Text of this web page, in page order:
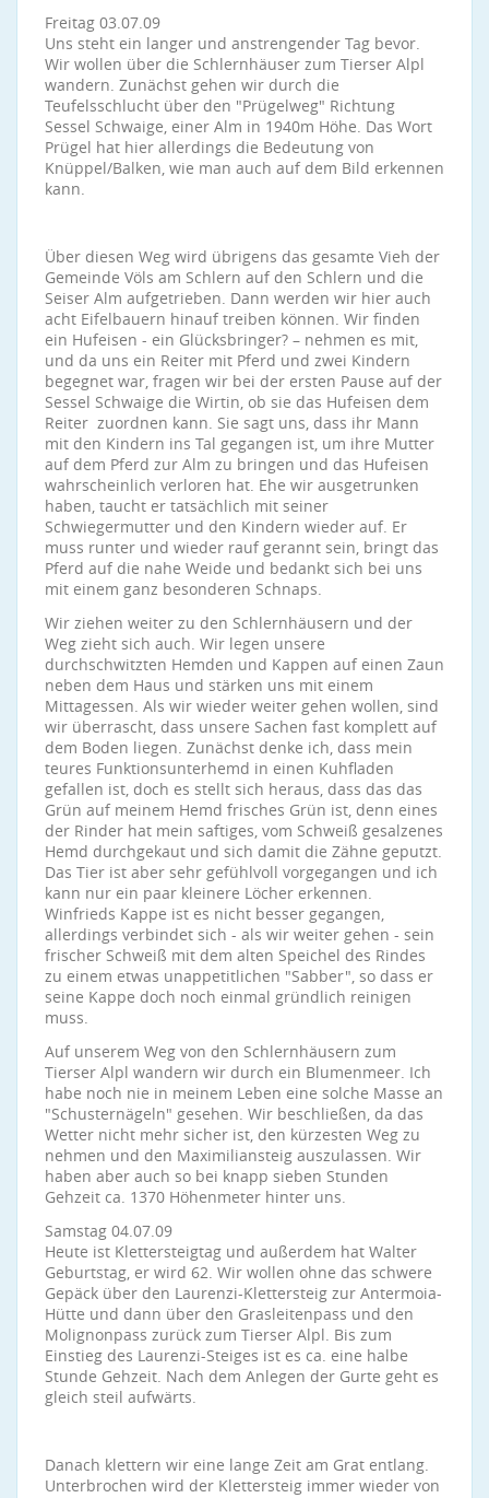
Freitag 03.07.09
Uns steht ein langer und anstrengender Tag bevor.
Wir wollen über die Schlernhäuser zum Tierser Alpl
wandern. Zunächst gehen wir durch die
Teufelsschlucht über den "Prügelweg" Richtung
Sessel Schwaige, einer Alm in 1940m Höhe. Das Wort
Prügel hat hier allerdings die Bedeutung von
Knüppel/Balken, wie man auch auf dem Bild erkennen
kann.
Über diesen Weg wird übrigens das gesamte Vieh der
Gemeinde Völs am Schlern auf den Schlern und die
Seiser Alm aufgetrieben. Dann werden wir hier auch
acht Eifelbauern hinauf treiben können. Wir finden
ein Hufeisen - ein Glücksbringer? – nehmen es mit,
und da uns ein Reiter mit Pferd und zwei Kindern
begegnet war, fragen wir bei der ersten Pause auf der
Sessel Schwaige die Wirtin, ob sie das Hufeisen dem
Reiter zuordnen kann. Sie sagt uns, dass ihr Mann
mit den Kindern ins Tal gegangen ist, um ihre Mutter
auf dem Pferd zur Alm zu bringen und das Hufeisen
wahrscheinlich verloren hat. Ehe wir ausgetrunken
haben, taucht er tatsächlich mit seiner
Schwiegermutter und den Kindern wieder auf. Er
muss runter und wieder rauf gerannt sein, bringt das
Pferd auf die nahe Weide und bedankt sich bei uns
mit einem ganz besonderen Schnaps.
Wir ziehen weiter zu den Schlernhäusern und der
Weg zieht sich auch. Wir legen unsere
durchschwitzten Hemden und Kappen auf einen Zaun
neben dem Haus und stärken uns mit einem
Mittagessen. Als wir wieder weiter gehen wollen, sind
wir überrascht, dass unsere Sachen fast komplett auf
dem Boden liegen. Zunächst denke ich, dass mein
teures Funktionsunterhemd in einen Kuhfladen
gefallen ist, doch es stellt sich heraus, dass das das
Grün auf meinem Hemd frisches Grün ist, denn eines
der Rinder hat mein saftiges, vom Schweiß gesalzenes
Hemd durchgekaut und sich damit die Zähne geputzt.
Das Tier ist aber sehr gefühlvoll vorgegangen und ich
kann nur ein paar kleinere Löcher erkennen.
Winfrieds Kappe ist es nicht besser gegangen,
allerdings verbindet sich - als wir weiter gehen - sein
frischer Schweiß mit dem alten Speichel des Rindes
zu einem etwas unappetitlichen "Sabber", so dass er
seine Kappe doch noch einmal gründlich reinigen
muss.
Auf unserem Weg von den Schlernhäusern zum
Tierser Alpl wandern wir durch ein Blumenmeer. Ich
habe noch nie in meinem Leben eine solche Masse an
"Schusternägeln" gesehen. Wir beschließen, da das
Wetter nicht mehr sicher ist, den kürzesten Weg zu
nehmen und den Maximiliansteig auszulassen. Wir
haben aber auch so bei knapp sieben Stunden
Gehzeit ca. 1370 Höhenmeter hinter uns.
Samstag 04.07.09
Heute ist Klettersteigtag und außerdem hat Walter
Geburtstag, er wird 62. Wir wollen ohne das schwere
Gepäck über den Laurenzi-Klettersteig zur Antermoia-
Hütte und dann über den Grasleitenpass und den
Molignonpass zurück zum Tierser Alpl. Bis zum
Einstieg des Laurenzi-Steiges ist es ca. eine halbe
Stunde Gehzeit. Nach dem Anlegen der Gurte geht es
gleich steil aufwärts.
Danach klettern wir eine lange Zeit am Grat entlang.
Unterbrochen wird der Klettersteig immer wieder von